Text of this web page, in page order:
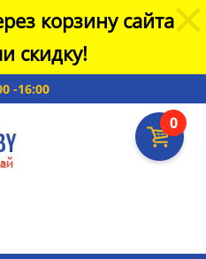
корзину сайта
скидку!
-16:00
0